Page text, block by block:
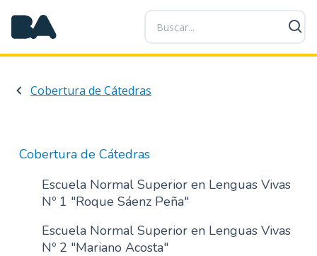
P
a
s
a
t
e
i
d
Cobertura de Cátedras
Cobertura de Cátedras
Escuela Normal Superior en Lenguas Vivas
Nº 1 "Roque Sáenz Peña"
Escuela Normal Superior en Lenguas Vivas
Nº 2 "Mariano Acosta"